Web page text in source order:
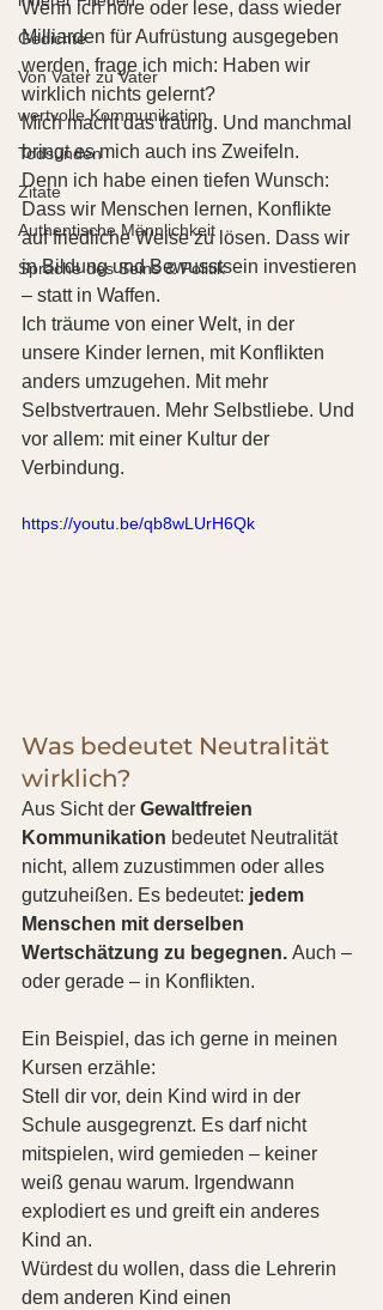
Gedichte
Von Vater zu Vater
wertvolle Kommunikation
Todsünden
Zitate
Authentische Männlichkeit
Sprache des Seins & Politik
Wenn ich höre oder lese, dass wieder
Milliarden für Aufrüstung ausgegeben
werden, frage ich mich: Haben wir
wirklich nichts gelernt?
Mich macht das traurig. Und manchmal
bringt es mich auch ins Zweifeln.
Denn ich habe einen tiefen Wunsch:
Dass wir Menschen lernen, Konflikte
auf friedliche Weise zu lösen. Dass wir
in Bildung und Bewusstsein investieren
– statt in Waffen.
Ich träume von einer Welt, in der
unsere Kinder lernen, mit Konflikten
anders umzugehen. Mit mehr
Selbstvertrauen. Mehr Selbstliebe. Und
vor allem: mit einer Kultur der
Verbindung.
https://youtu.be/qb8wLUrH6Qk
Was bedeutet Neutralität
wirklich?
Aus Sicht der Gewaltfreien
Kommunikation bedeutet Neutralität
nicht, allem zuzustimmen oder alles
gutzuheißen. Es bedeutet: jedem
Menschen mit derselben
Wertschätzung zu begegnen. Auch –
oder gerade – in Konflikten.
Ein Beispiel, das ich gerne in meinen
Kursen erzähle:
Stell dir vor, dein Kind wird in der
Schule ausgegrenzt. Es darf nicht
mitspielen, wird gemieden – keiner
weiß genau warum. Irgendwann
explodiert es und greift ein anderes
Kind an.
Würdest du wollen, dass die Lehrerin
dem anderen Kind einen